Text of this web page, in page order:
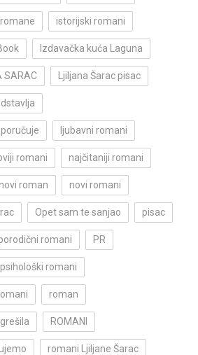
istorijski romani
Izdavačka kuća Laguna
SARAC Ljiljana Šarac pisac
ljubavni romani
romani najčitaniji romani
roman novi romani
Opet sam te sanjao pisac
romani PR
psihološki romani
roman
ROMANI
romani Ljiljane Šarac